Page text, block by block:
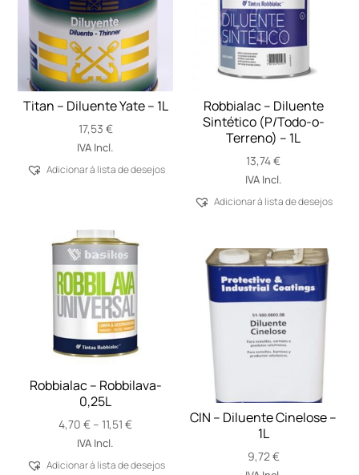
Titan – Diluente Yate – 1L
17,53 €
IVA Incl.
Adicionar á lista de desejos
Robbialac – Diluente
Sintético (P/Todo-o-
Terreno) – 1L
13,74€
IVA Incl.
Adicionar á lista de desejos
Robbialac – Robbilava-
0,25L
4,70€ – 11,51€Price
IVA Incl.
Adicionar á lista de desejos
CIN – Diluente Cinelose –
1L
9,72€